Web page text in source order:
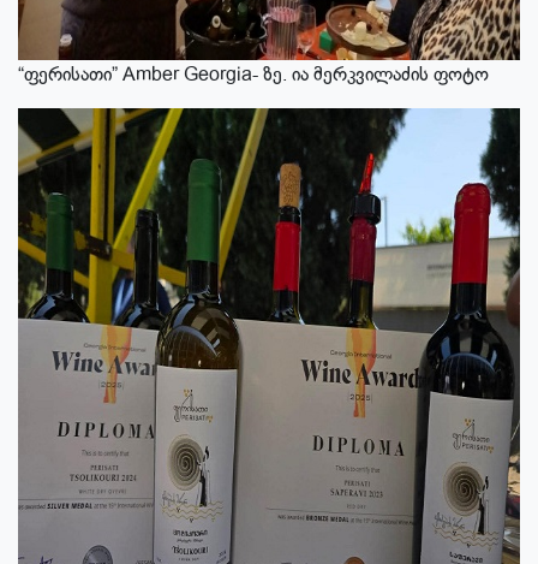
“ფერისათი” Amber Georgia- ზე. ია მერკვილაძის ფოტო